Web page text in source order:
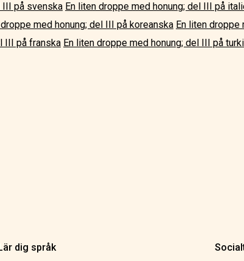
III på svenska En liten droppe med honung; del III på
droppe med honung; del III på koreanska En liten droppe
III på franska En liten droppe med honung; del III på
dig språk